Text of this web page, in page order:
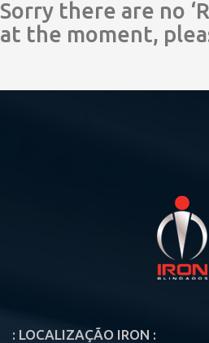
Sorry there are no
at the moment,
: LOCALIZAÇÃO IRON :